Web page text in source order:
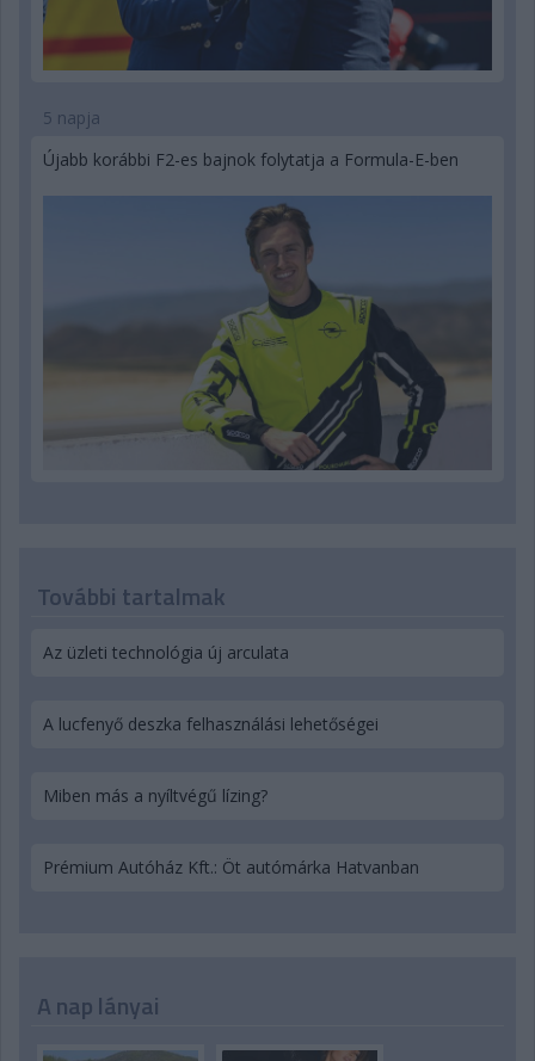
5 napja
Újabb korábbi F2-es bajnok folytatja a Formula-E-ben
További tartalmak
Az üzleti technológia új arculata
A lucfenyő deszka felhasználási lehetőségei
Miben más a nyíltvégű lízing?
Prémium Autóház Kft.: Öt autómárka Hatvanban
A nap lányai